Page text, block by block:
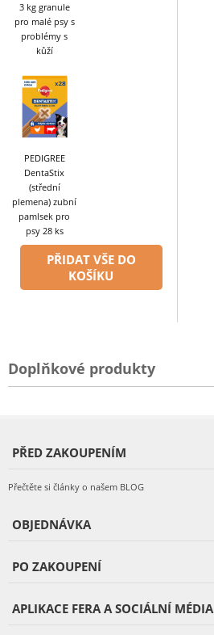
3 kg granule
pro malé psy s
problémy s
kůží
PEDIGREE
DentaStix
(střední
plemena) zubní
pamlsek pro
psy 28 ks
PŘIDAT VŠE DO
KOŠÍKU
Doplňkové produkty
PŘED ZAKOUPENÍM
Přečtěte si články o našem BLOG
OBJEDNÁVKA
PO ZAKOUPENÍ
APLIKACE FERA A SOCIÁLNÍ MÉDIA